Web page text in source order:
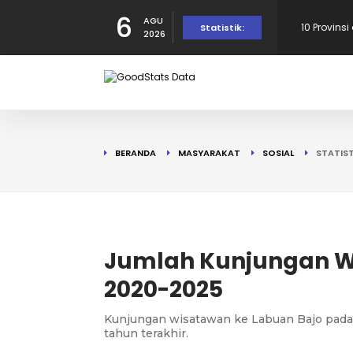
6
AGU
2026
Statistik: Provinsi
10
BERANDA MASYARAKAT SOSIAL
Jumlah Kunjungan
2020-2025
Kunjungan wisatawan ke Labuan Bajo
tahun terakhir.